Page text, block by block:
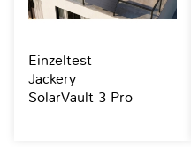
Einzeltest
Jackery
SolarVault 3 Pro